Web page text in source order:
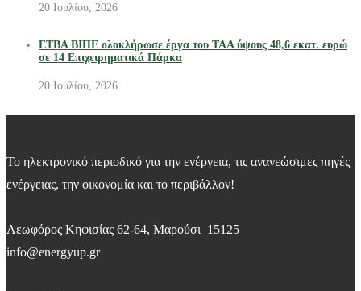
20 Ιουλίου, 2026
ΕΤΒΑ ΒΙΠΕ ολοκλήρωσε έργα του ΤΑΑ ύψους 48,6 εκατ. ευρώ
σε 14 Επιχειρηματικά Πάρκα
20 Ιουλίου, 2026
Το ηλεκτρονικό περιοδικό για την ενέργεια, τις ανανεώσιμες πηγές
ενέργειας, την οικονομία και το περιβάλλον!
Λεωφόρος Κηφισίας 62-64, Μαρούσι 15125
info@energyup.gr